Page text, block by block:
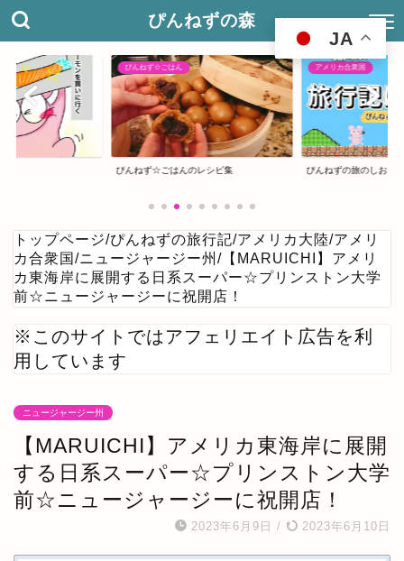
ぴんねずの森
ぴんねず☆ごはん
ぴんねず☆ごはんのレシピ集
アメリカ合衆国
ぴんねずの旅のしおり
トップページ/ぴんねずの旅行記/アメリカ大陸/アメリ
カ合衆国 /ニュージャージー州 / 【MARUICHI】アメリ
カ東海岸に展開する日系スーパー☆プリンストン大学
前☆ニュージャージーに祝開店！
※このサイトではアフェリエイト広告を利
用しています
ニュージャージー州
【MARUICHI】アメリカ東海岸に展開
する日系スーパー☆プリンストン大学
前☆ニュージャージーに祝開店！
2023年6月9日 / 2023年6月10日
JA